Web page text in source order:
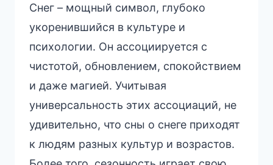
Снег – мощный символ, глубоко
укоренившийся в культуре и
психологии. Он ассоциируется с
чистотой, обновлением, спокойствием
и даже магией. Учитывая
универсальность этих ассоциаций, не
удивительно, что сны о снеге приходят
к людям разных культур и возрастов.